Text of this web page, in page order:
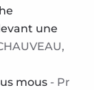
une
mous - Pr